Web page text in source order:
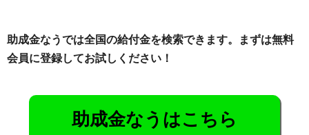
助成金なうでは全国の給付金を検索できます。まずは無料
会員に登録してお試しください！
助成金なうはこちら